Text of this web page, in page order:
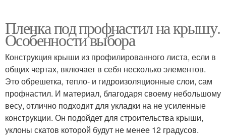
Пленка под профнастил на крышу.
Особенности выбора
Конструкция крыши из профилированного листа, если в
общих чертах, включает в себя несколько элементов.
Это обрешетка, тепло- и гидроизоляционные слои, сам
профнастил. И материал, благодаря своему небольшому
весу, отлично подходит для укладки на не усиленные
конструкции. Он подойдет для строительства крыши,
уклоны скатов которой будут не менее 12 градусов.